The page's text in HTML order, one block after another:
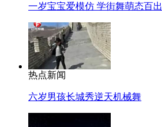
一岁宝宝爱模仿 学街舞萌态百出
热点新闻
六岁男孩长城秀逆天机械舞